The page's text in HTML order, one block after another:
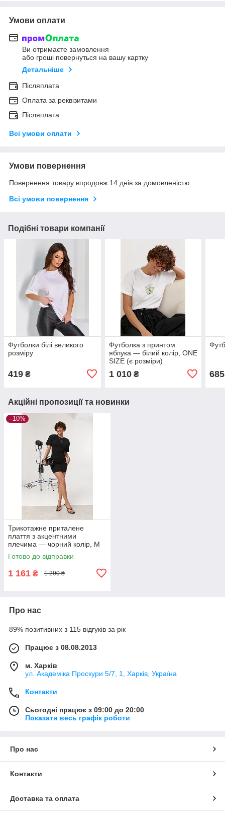
Умови оплати
Ви отримаєте замовлення
або гроші повернуться на вашу картку
Детальніше
Післяплата
Оплата за реквізитами
Післяплата
Всі умови оплати
Умови повернення
Повернення товару впродовж 14 днів за домовленістю
Всі умови повернення
Подібні товари компанії
Футболки білі великого
розміру
419 ₴
Футболка з принтом
яблука — білий колір, ONE
SIZE (є розміри)
1 010₴ 685
Акційні пропозиції та новинки
–10%
Трикотажне приталене
плаття з акцентними
плечима — чорний колір, M
(є розміри)
Готово до відправки
1 161 ₴ 1 290 ₴
Про нас
89% позитивних з 115 відгуків за рік
Працює з 08.08.2013
м. Харків
ул. Академіка Проскури 5/7, 1, Харків, Україна
Контакти
Сьогодні працює з 09:00 до 20:00
Показати весь графік роботи
Про нас
Контакти
Доставка та оплата